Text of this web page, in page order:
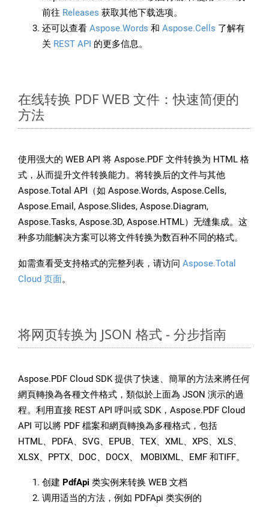
前往 Releases 获取其他下载选项。
还可以查看 Aspose.Words 和 Aspose.Cells 了解有
关 REST API 的更多信息。
在线转换 PDF WEB 文件：快速简便的
方法
使用强大的 WEB API 将 Aspose.PDF 文件转换为 HTML 格
式，从而提升文件转换能力。将转换后的文件与其他
Aspose.Total API（如 Aspose.Words, Aspose.Cells,
Aspose.Email, Aspose.Slides, Aspose.Diagram,
Aspose.Tasks, Aspose.3D, Aspose.HTML）无缝集成。这
种多功能解决方案可以将文件转换为数百种不同的格式。
如需查看受支持格式的完整列表，请访问 Aspose.Total
Cloud 页面。
将网页转换为 JSON 格式 - 分步指南
Aspose.PDF Cloud SDK 提供了快速、簡單的方法來將任何
網頁轉換為各種文件格式，類似於上面為 JSON 演示的過
程。利用直接 REST API 呼叫或 SDK，Aspose.PDF Cloud
API 可以將 PDF 檔案和網頁轉換為多種格式，包括
HTML、PDFA、SVG、EPUB、TEX、XML、XPS、XLS、
XLSX、PPTX、DOC、DOCX、 MOBIXML、EMF 和TIFF。
创建 PdfApi 类实例来转换 WEB 文档
调用适当的方法，例如 PDFApi 类实例的